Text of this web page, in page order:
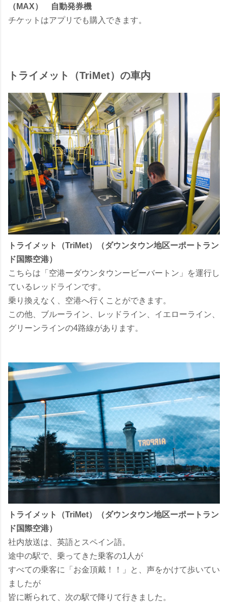
（MAX）
自動発券機
チケットはアプリでも購入できます。
トライメット（TriMet）の車内
トライメット（TriMet）（ダウンタウン地区ーポートラン
ド国際空港）
こちらは「空港ーダウンタウンービーバートン」を運行し
ているレッドラインです。
乗り換えなく、空港へ行くことができます。
この他、ブルーライン、レッドライン、イエローライン、
グリーンラインの4路線があります。
トライメット（TriMet）（ダウンタウン地区ーポートラン
ド国際空港）
社内放送は、英語とスペイン語。
途中の駅で、乗ってきた乗客の1人が
すべての乗客に「お金頂戴！！」と、声をかけて歩いてい
ましたが
皆に断られて、次の駅で降りて行きました。